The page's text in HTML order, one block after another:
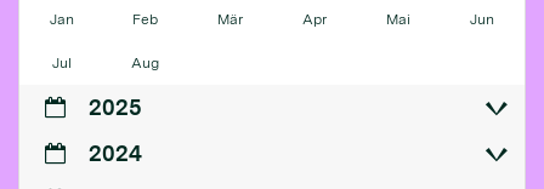
Jan Feb Mär Apr Mai Jun
Jul Aug
2025
2024